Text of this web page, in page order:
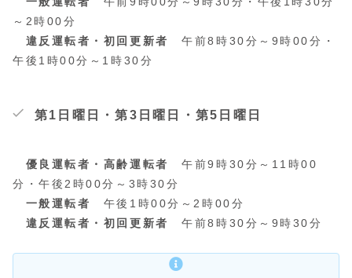
～2時00分
違反運転者・初回更新者
午前8時30分～9時00分・
午後1時00分～1時30分
第1日曜日・第3日曜日・第5日曜日
優良運転者・高齢運転者
午前9時30分～11時00
分・午後2時00分～3時30分
一般運転者
午後1時00分～2時00分
違反運転者・初回更新者
午前8時30分～9時30分